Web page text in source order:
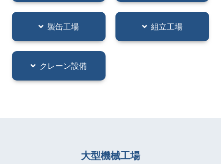
製缶工場 組立工場
クレーン設備
大型機械工場